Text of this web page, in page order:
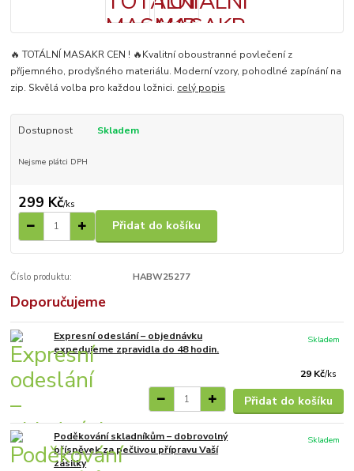
🔥 TOTÁLNÍ MASAKR CEN ! 🔥Kvalitní oboustranné povlečení z
příjemného, prodyšného materiálu. Moderní vzory, pohodlné zapínání na
zip. Skvělá volba pro každou ložnici. celý popis
Dostupnost Skladem
Nejsme plátci DPH
299 Kč/ks
Přidat do košíku
Číslo produktu: HABW25277
Doporučujeme
Expresní odeslání – objednávku
expedujeme zpravidla do 48 hodin.
29 Kč/ks
Skladem
Přidat do košíku
Poděkování skladníkům – dobrovolný
příspěvek za pečlivou přípravu Vaší
zásilky
Skladem